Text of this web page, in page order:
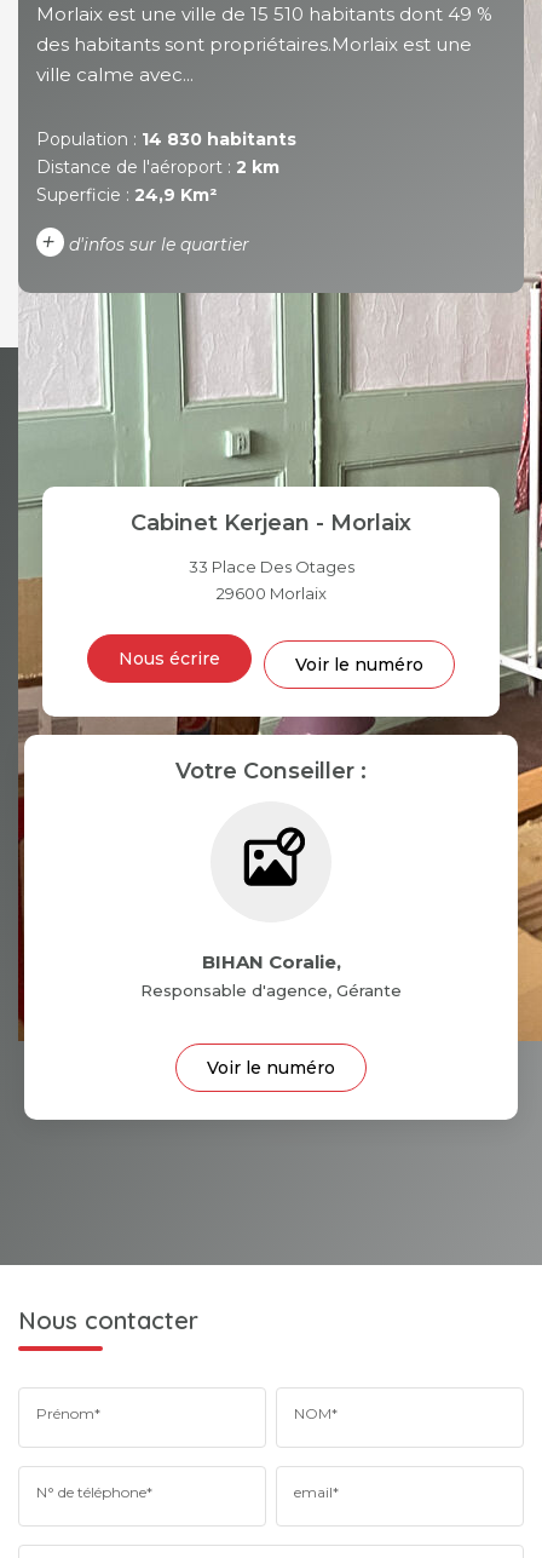
Morlaix est une ville de 15 510 habitants dont 49 %
des habitants sont propriétaires.Morlaix est une
ville calme avec...
Population : 14 830 habitants
Distance de l'aéroport : 2 km
Superficie : 24,9 Km²
+ d'infos sur le quartier
DENSITÉ DE POPULATION ENFANTS ET ADOLESCENTS
AGE MOYEN
REVENU MENSUEL PAR
MÉNAGE
TAUX DE PROPRIÉTAIRES TAUX D'HABITATION
TAXE FONCIÈRE
PART DES MÉNAGES SANS
VOITURE
RÉSULTATS DES LYCÉES ECOLES ET CRÈCHES
RESTAURANTS ET CAFÉS COMMERCES
Cabinet Kerjean - Morlaix
33 Place Des Otages
29600 Morlaix
Nous écrire Voir le numéro
Votre Conseiller :
BIHAN Coralie,
Responsable d'agence, Gérante
Voir le numéro
Nous contacter
Prénom* NOM*
N° de téléphone* email*